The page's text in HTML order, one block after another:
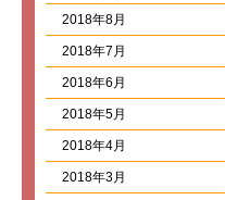
2018年8月
2018年7月
2018年6月
2018年5月
2018年4月
2018年3月